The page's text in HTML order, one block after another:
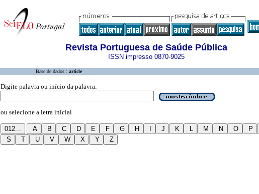
Revista Portuguesa de Saúde Pública
ISSN impresso 0870-9025
Base de dados : article
Digite palavra ou início da palavra:
ou selecione a letra inicial